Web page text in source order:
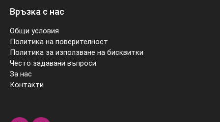
Връзка с нас
Общи условия
Политика на поверителност
Политика за използване на бисквитки
Често задавани въпроси
За нас
Контакти